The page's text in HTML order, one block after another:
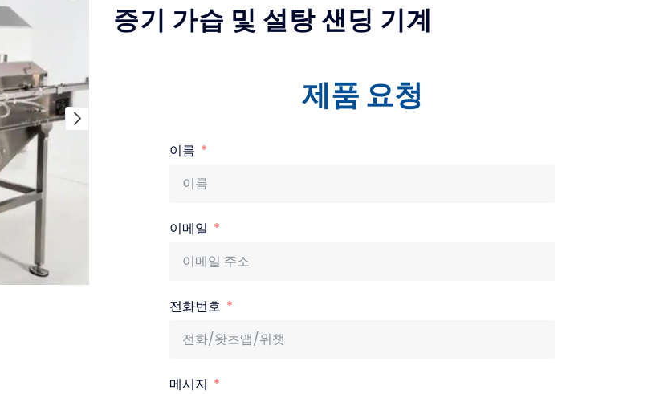
증기 가습 및 설탕 샌딩 기계
제품 요청
이름
이메일
전화번호
메시지